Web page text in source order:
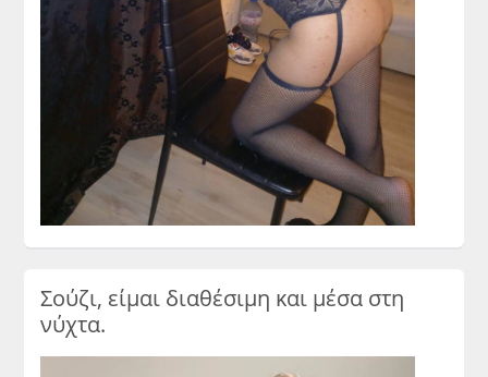
Σούζι, είμαι διαθέσιμη και μέσα στη
νύχτα.